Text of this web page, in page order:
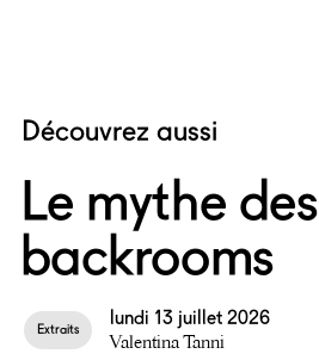
Découvrez aussi
Le mythe des
backrooms
Extraits
lundi 13 juillet 2026
Valentina Tanni